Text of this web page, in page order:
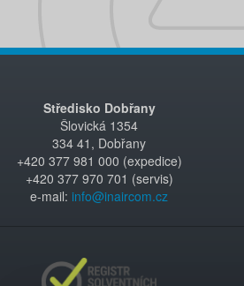
Středisko Dobřany
Šlovická 1354
334 41, Dobřany
+420 377 981 000 (expedice)
+420 377 970 701 (servis)
e-mail: info@inaircom.cz